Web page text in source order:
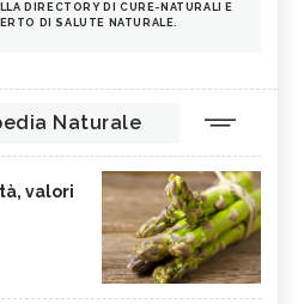
DIRECTORY DI CURE-NATURALI E
DI SALUTE NATURALE.
Naturale
valori